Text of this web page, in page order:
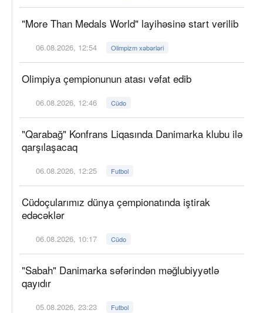
"More Than Medals World" layihəsinə start verilib
06.08.2026, 12:54 Olimpizm xəbərləri
Olimpiya çempionunun atası vəfat edib
06.08.2026, 12:46 Cüdo
"Qarabağ" Konfrans Liqasında Danimarka klubu ilə
qarşılaşacaq
06.08.2026, 12:25 Futbol
Cüdoçularımız dünya çempionatında iştirak
edəcəklər
06.08.2026, 10:17 Cüdo
"Sabah" Danimarka səfərindən məğlubiyyətlə
qayıdır
05.08.2026, 23:23 Futbol